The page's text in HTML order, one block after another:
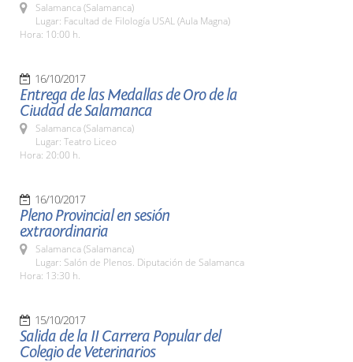
Salamanca (Salamanca)
Lugar: Facultad de Filología USAL (Aula Magna)
Hora: 10:00 h.
16/10/2017
Entrega de las Medallas de Oro de la
Ciudad de Salamanca
Salamanca (Salamanca)
Lugar: Teatro Liceo
Hora: 20:00 h.
16/10/2017
Pleno Provincial en sesión
extraordinaria
Salamanca (Salamanca)
Lugar: Salón de Plenos. Diputación de Salamanca
Hora: 13:30 h.
15/10/2017
Salida de la II Carrera Popular del
Colegio de Veterinarios